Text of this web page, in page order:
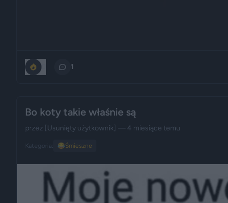
1
Bo koty takie właśnie są
przez [Usunięty użytkownik] — 4 miesiące temu
Kategoria: 😂Śmieszne